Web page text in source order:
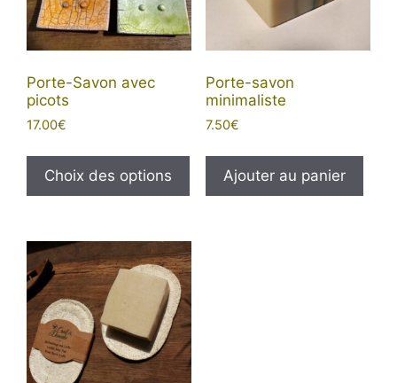
Porte-Savon avec
picots
17.00€
Choix des options
produit
a
variations.
Les
peuvent
être
choisies
sur
Porte-savon
minimaliste
7.50€
Ajouter au panier